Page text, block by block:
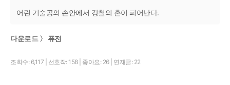
어린 기술공의 손안에서 강철의 혼이 피어난다.
다운로드 〉 퓨전
조회수: 6,117 선호작: 158 좋아요: 26 연재글: 22